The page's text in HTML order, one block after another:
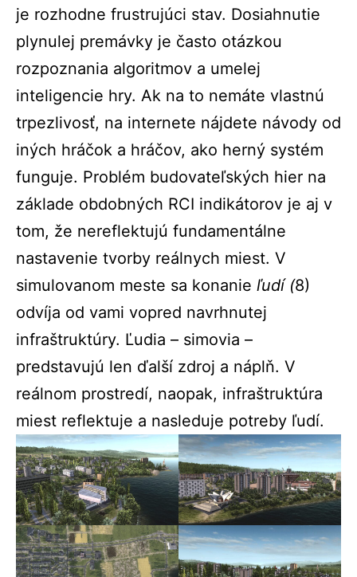
je rozhodne frustrujúci stav. Dosiahnutie
plynulej premávky je často otázkou
rozpoznania algoritmov a umelej
inteligencie hry. Ak na to nemáte vlastnú
trpezlivosť, na internete nájdete návody od
iných hráčok a hráčov, ako herný systém
funguje. Problém budovateľských hier na
základe obdobných RCI indikátorov je aj v
tom, že nereflektujú fundamentálne
nastavenie tvorby reálnych miest. V
simulovanom meste sa konanie ľudí (8)
odvíja od vami vopred navrhnutej
infraštruktúry. Ľudia – simovia –
predstavujú len ďalší zdroj a náplň. V
reálnom prostredí, naopak, infraštruktúra
miest reflektuje a nasleduje potreby ľudí.